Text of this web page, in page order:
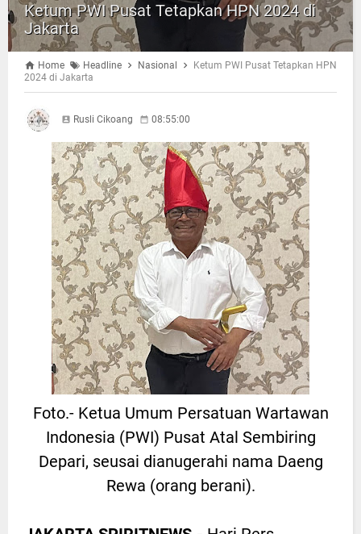
Ketum PWI Pusat Tetapkan HPN 2024 di
Jakarta
Home Headline Nasional
Ketum PWI Pusat Tetapkan HPN
2024 di Jakarta
Rusli Cikoang 08:55:00
Foto.- Ketua Umum Persatuan Wartawan
Indonesia (PWI) Pusat Atal Sembiring
Depari, seusai dianugerahi nama Daeng
Rewa (orang berani).